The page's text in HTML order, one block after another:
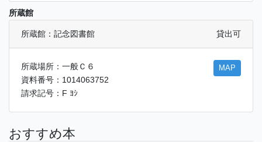
所蔵館
所蔵館：記念図書館 貸出可
所蔵場所：一般Ｃ６
資料番号：1014063752
請求記号：F ﾖｼ
MAP
おすすめ本